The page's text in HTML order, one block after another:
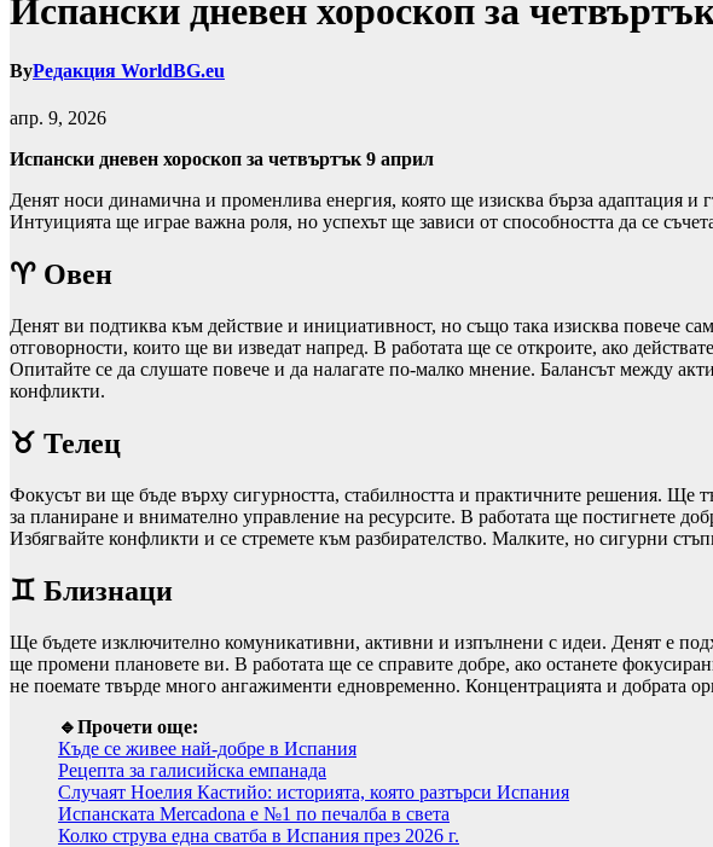
Испански дневен хороскоп за
ByРедакция WorldBG.eu
апр. 9, 2026
Испански дневен хороскоп за четвъртък 9 април
Денят носи динамична и променлива енергия, която ще изисква бърза адаптация
Интуицията ще играе важна роля, но успехът ще зависи от способността да се
♈ Овен
Денят ви подтиква към действие и инициативност, но също така изисква повече
отговорности, които ще ви изведат напред. В работата ще се откроите, ако
Опитайте се да слушате повече и да налагате по-малко мнение. Балансът между
конфликти.
♉ Телец
Фокусът ви ще бъде върху сигурността, стабилността и практичните решения. Ще
за планиране и внимателно управление на ресурсите. В работата ще постигнете
Избягвайте конфликти и се стремете към разбирателство. Малките, но сигурни
♊ Близнаци
Ще бъдете изключително комуникативни, активни и изпълнени с идеи. Денят е
ще промени плановете ви. В работата ще се справите добре, ако останете
не поемате твърде много ангажименти едновременно. Концентрацията и добрата
🔹Прочети още:
Къде се живее най-добре в Испания
Рецепта за галисийска емпанада
Случаят Ноелия Кастийо: историята, която разтърси Испания
Испанската Mercadona е №1 по печалба в света
Колко струва една сватба в Испания през 2026 г.